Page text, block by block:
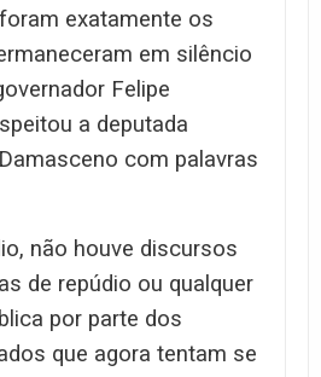
exatamente os
em silêncio
Felipe
a deputada
com palavras
não houve discursos
de repúdio ou qualquer
por parte dos
que agora tentam se